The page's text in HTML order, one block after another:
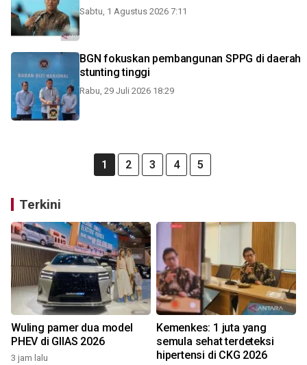
Sabtu, 1 Agustus 2026 7:11
BGN fokuskan pembangunan SPPG di daerah
stunting tinggi
Rabu, 29 Juli 2026 18:29
1 2 3 4 5
Terkini
Wuling pamer dua model
PHEV di GIIAS 2026
3 jam lalu
Kemenkes: 1 juta yang
semula sehat terdeteksi
hipertensi di CKG 2026